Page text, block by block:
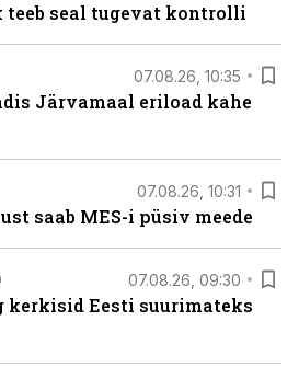
seal tugevat kontrolli
07.08.26, 10:35
Järvamaal eriload kahe
07.08.26, 10:31
saab MES-i püsiv meede
07.08.26, 09:30
kerkisid Eesti suurimateks